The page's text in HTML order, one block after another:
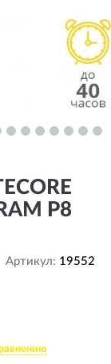
P8
Артикул: 19552